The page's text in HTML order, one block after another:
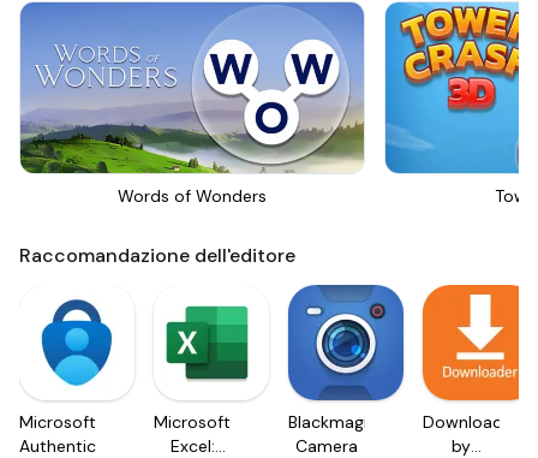
Words of Wonders
Raccomandazione dell'editore
Microsoft
Authenticator
Microsoft
Excel:
Blackmagic
Camera
Downloader
by